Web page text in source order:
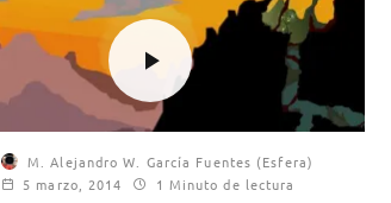
M. Alejandro W. García Fuentes (Esfera)
5 marzo, 2014
1 Minuto de lectura